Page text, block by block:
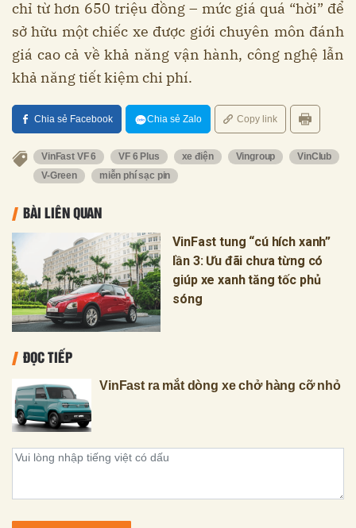
chỉ từ hơn 650 triệu đồng – mức giá quá “hời” để
sở hữu một chiếc xe được giới chuyên môn đánh
giá cao cả về khả năng vận hành, công nghệ lẫn
khả năng tiết kiệm chi phí.
Chia sẻ Facebook Chia sẻ Zalo Copy link
VinFast VF 6 VF 6 Plus xe điện Vingroup
VinClub
V-Green
miễn phí sạc pin
BÀI LIÊN QUAN
VinFast tung “cú hích xanh”
lần 3: Ưu đãi chưa từng có
giúp xe xanh tăng tốc phủ
sóng
ĐỌC TIẾP
VinFast ra mắt dòng xe chở hàng cỡ nhỏ